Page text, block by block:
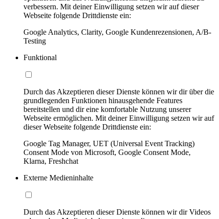
verbessern. Mit deiner Einwilligung setzen wir auf dieser
Webseite folgende Drittdienste ein:
Google Analytics, Clarity, Google Kundenrezensionen, A/B-
Testing
Funktional
Durch das Akzeptieren dieser Dienste können wir dir über die
grundlegenden Funktionen hinausgehende Features
bereitstellen und dir eine komfortable Nutzung unserer
Webseite ermöglichen. Mit deiner Einwilligung setzen wir auf
dieser Webseite folgende Drittdienste ein:
Google Tag Manager, UET (Universal Event Tracking)
Consent Mode von Microsoft, Google Consent Mode,
Klarna, Freshchat
Externe Medieninhalte
Durch das Akzeptieren dieser Dienste können wir dir Videos